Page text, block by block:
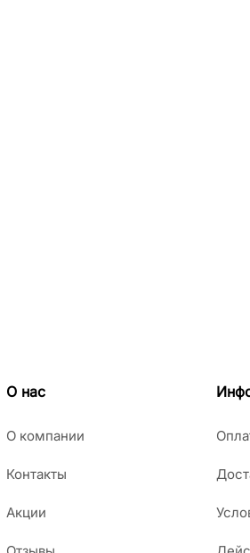
О нас
О компании
Контакты
Акции